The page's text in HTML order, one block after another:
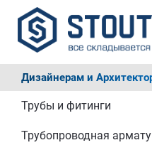
Дизайнерам и
Трубы и фитинги
Трубопроводная